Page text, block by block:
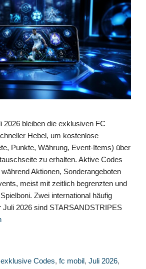
2026 bleiben die exklusiven FC
Hebel, um kostenlose
Punkte, Währung, Event-Items) über
zu erhalten. Aktive Codes
Aktionen, Sonderangeboten
meist mit zeitlich begrenzten und
Zwei international häufig
Juli 2026 sind STARSANDSTRIPES
exklusive Codes, fc mobil, Juli 2026,